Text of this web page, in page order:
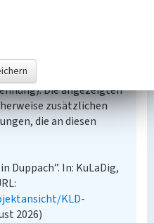
unter der freien
Die angezeigten
zusätzlichen
die an diesen
Duppach”. In: KuLaDig,
KLD-
2026)